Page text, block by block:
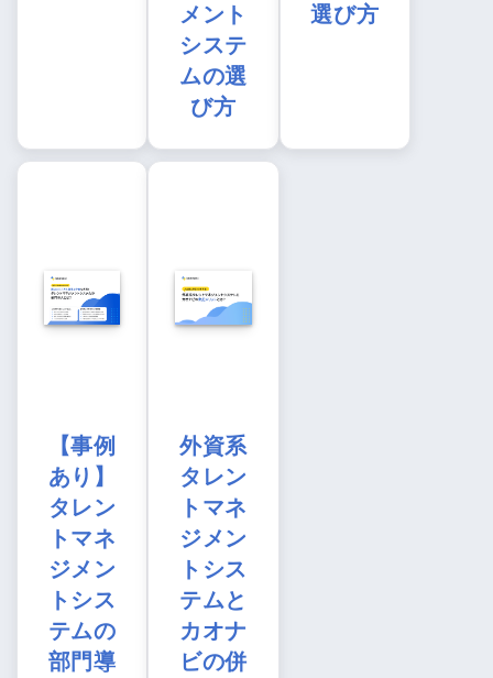
メント
システ
ムの選
び方
選び方
【事例
あり】
タレン
トマネ
ジメン
トシス
テムの
部門導
外資系
タレン
トマネ
ジメン
トシス
テムと
カオナ
ビの併